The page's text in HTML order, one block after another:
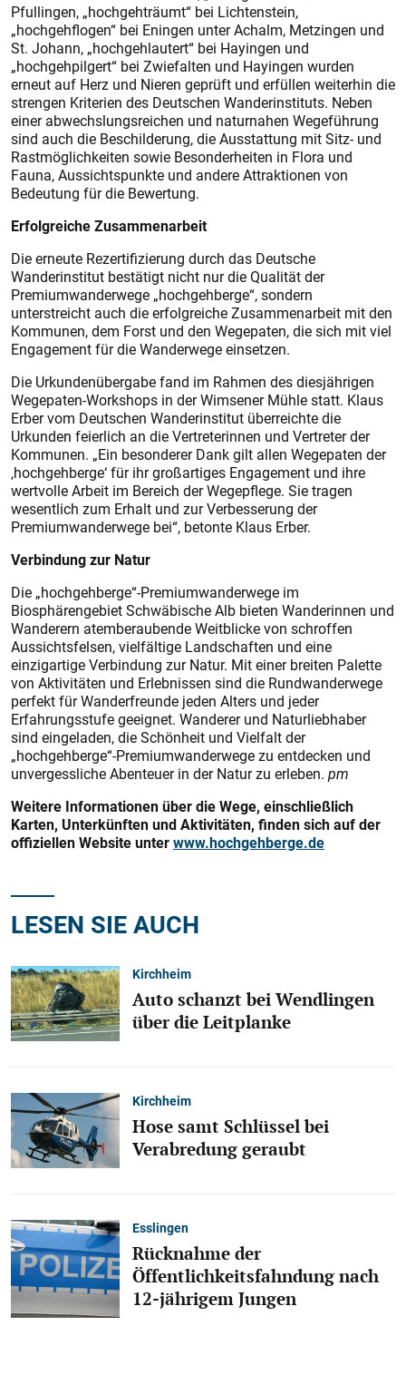
Pfullingen, „hochgehträumt“ bei Lichtenstein,
„hochgehflogen“ bei Eningen unter Achalm, Metzingen und
St. Johann, „hochgehlautert“ bei Hayingen und
„hochgehpilgert“ bei Zwiefalten und Hayingen wurden
erneut auf Herz und Nieren geprüft und erfüllen weiterhin die
strengen Kriterien des Deutschen Wanderinstituts. Neben
einer abwechslungsreichen und naturnahen Wegeführung
sind auch die Beschilderung, die Ausstattung mit Sitz- und
Rastmöglichkeiten sowie Besonderheiten in Flora und
Fauna, Aussichtspunkte und andere Attraktionen von
Bedeutung für die Bewertung.
Erfolgreiche Zusammenarbeit
Die erneute Rezertifizierung durch das Deutsche
Wanderinstitut bestätigt nicht nur die Qualität der
Premiumwanderwege „hochgehberge“, sondern
unterstreicht auch die erfolgreiche Zusammenarbeit mit den
Kommunen, dem Forst und den Wegepaten, die sich mit viel
Engagement für die Wanderwege einsetzen.
Die Urkundenübergabe fand im Rahmen des diesjährigen
Wegepaten-Workshops in der Wimsener Mühle statt. Klaus
Erber vom Deutschen Wanderinstitut überreichte die
Urkunden feierlich an die Vertreterinnen und Vertreter der
Kommunen. „Ein besonderer Dank gilt allen Wegepaten der
‚hochgehberge‘ für ihr großartiges Engagement und ihre
wertvolle Arbeit im Bereich der Wegepflege. Sie tragen
wesentlich zum Erhalt und zur Verbesserung der
Premiumwanderwege bei“, betonte Klaus Erber.
Verbindung zur Natur
Die „hochgehberge“-Premiumwanderwege im
Biosphärengebiet Schwäbische Alb bieten Wanderinnen und
Wanderern atemberaubende Weitblicke von schroffen
Aussichtsfelsen, vielfältige Landschaften und eine
einzigartige Verbindung zur Natur. Mit einer breiten Palette
von Aktivitäten und Erlebnissen sind die Rundwanderwege
perfekt für Wanderfreunde jeden Alters und jeder
Erfahrungsstufe geeignet. Wanderer und Naturliebhaber
sind eingeladen, die Schönheit und Vielfalt der
„hochgehberge“-Premiumwanderwege zu entdecken und
unvergessliche Abenteuer in der Natur zu erleben. pm
Weitere Informationen über die Wege, einschließlich
Karten, Unterkünften und Aktivitäten, finden sich auf der
offiziellen Website unterwww.hochgehberge.de
LESEN SIE AUCH
Kirchheim
Auto schanzt bei Wendlingen
über die Leitplanke
Kirchheim
Hose samt Schlüssel bei
Verabredung geraubt
Esslingen
Rücknahme der
Öffentlichkeitsfahndung nach
12-jährigem Jungen